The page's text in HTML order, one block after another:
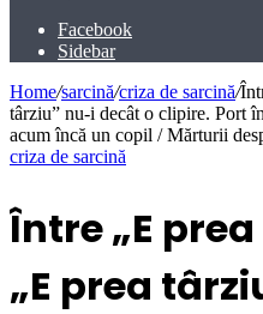
Facebook
Sidebar
Home/sarcină/criza de sarcină/
târziu” nu-i decât o clipire. Port
acum încă un copil / Mărturii
criza de sarcină
Între „E
„E prea